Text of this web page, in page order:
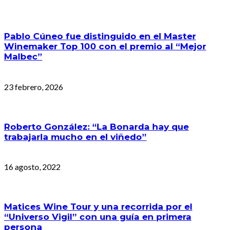
Pablo Cúneo fue distinguido en el Master
Winemaker Top 100 con el premio al “Mejor
Malbec”
23 febrero, 2026
Roberto González: “La Bonarda hay que
trabajarla mucho en el viñedo”
16 agosto, 2022
Matices Wine Tour y una recorrida por el
“Universo Vigil” con una guía en primera
persona